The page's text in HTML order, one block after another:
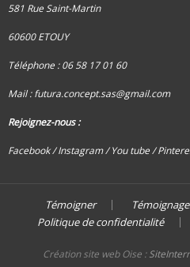
581 Rue Saint-Martin
60600 ETOUY
Téléphone : 06 58 17 01 60
Mail :futura.concept.sas@gmail.com
Rejoignez-nous :
Facebook /Instagram/ You tube/
Témoigner
Politique de confidentialité
Création site web Oise :